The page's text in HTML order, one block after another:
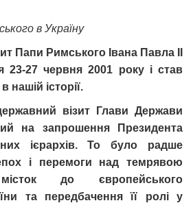
в Україну
Папи Римського Івана Павла ІІ
23-27 червня 2001 року і став
історії.
візит Глави Держави
на запрошення Президента
ієрархів. То було радше
і перемоги над темрявою
місток до європейського
та передбачення її ролі у